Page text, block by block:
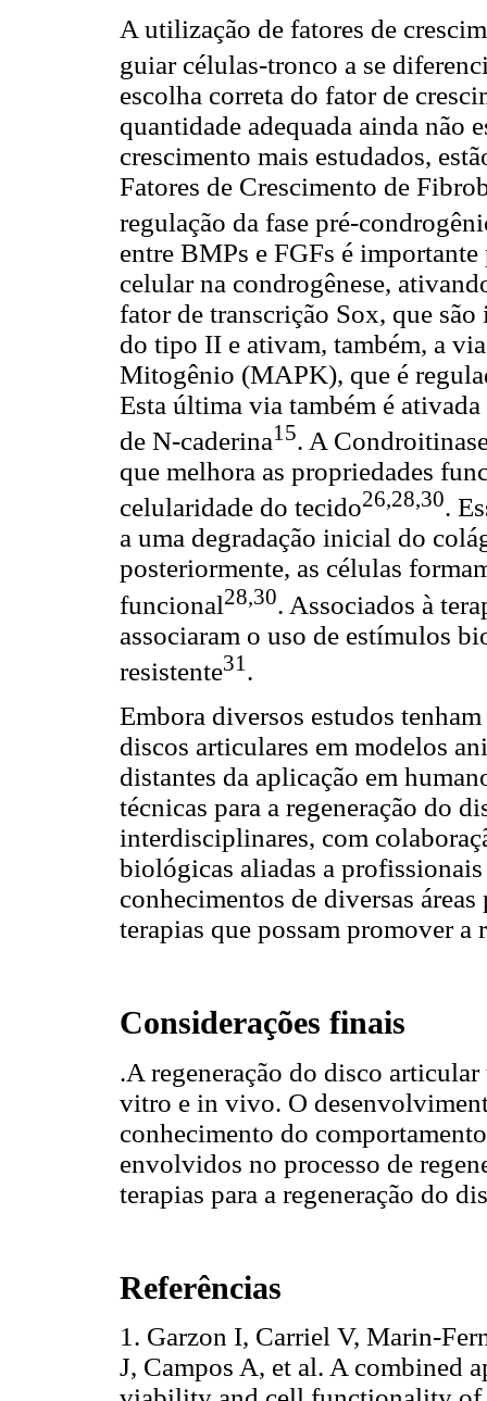
A utilização de fatores de
guiar células-tronco a se
escolha correta do fator de
quantidade adequada ainda não
crescimento mais estudados,
Fatores de Crescimento de
regulação da fase pré-
entre BMPs e FGFs é
celular na condrogênese,
fator de transcrição Sox, que
do tipo II e ativam, também, a
Mitogênio (MAPK), que é
Esta última via também é
de N-caderina15. A
que melhora as propriedades
celularidade do tecido26,28,30.
a uma degradação inicial do
posteriormente, as células
funcional28,30. Associados à
associaram o uso de estímulos
resistente31 .
Embora diversos estudos
discos articulares em modelos
distantes da aplicação em
técnicas para a regeneração do
interdisciplinares, com
biológicas aliadas a
conhecimentos de diversas
terapias que possam promover a
Considerações finais
.A regeneração do disco
vitro e in vivo. O
conhecimento do
envolvidos no processo de
terapias para a regeneração do
Referências
1. Garzon I, Carriel V, Marin-
J, Campos A, et al. A combined